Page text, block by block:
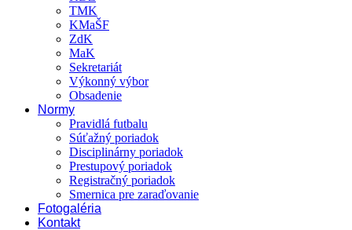
TMK
KMaŠF
ZdK
MaK
Sekretariát
Výkonný výbor
Obsadenie
Normy
Pravidlá futbalu
Súťažný poriadok
Disciplinárny poriadok
Prestupový poriadok
Registračný poriadok
Smernica pre zaraďovanie
Fotogaléria
Kontakt